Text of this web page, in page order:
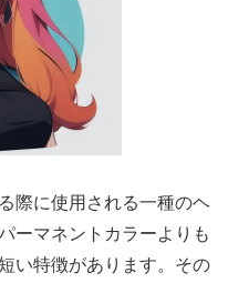
際に使用される一種のヘ
ーマネントカラーよりも
い特徴があります。その